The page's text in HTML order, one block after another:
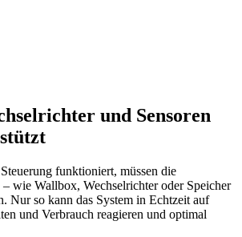
und Sensoren
funktioniert, müssen die
– wie Wallbox, Wechselrichter oder Speicher
Nur so kann das System in Echtzeit auf
und Verbrauch reagieren und optimal